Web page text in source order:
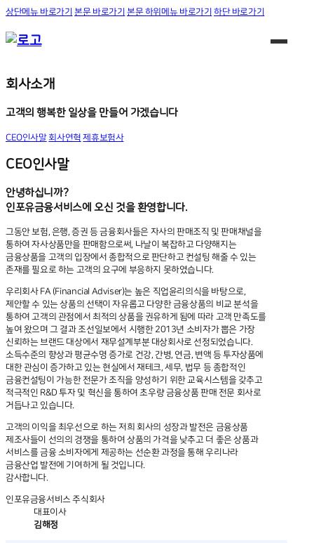
상단메뉴 바로가기 본문 바로가기 본문 하위메뉴 바로가기 하단 바로가기
회사소개
건강컨설팅
영업지원플랫폼
고객관리시스템
재무설계컨설팅
소비자보호
금융소비자보호기준
금융소비자보호 내부통제기준
보험설계사정보조회
입사지원
입사지원
커뮤니티
사업단안내
공시
뉴스&공지
회사소개
고객의 행복한 일상을 만들어 가겠습니다
CEO인사말회사연혁 제휴보험사
CEO인사말
안녕하십니까?
인포유금융서비스에 오신 것을 환영합니다.
그동안 보험, 은행, 증권 등 금융회사들은 자사의 판매조직 및 판매채널을
통하여 자사상품만을 판매함으로써, 나날이 복잡하고 다양해지는
금융상품을 고객의 입장에서 종합적으로 판단하고 컨설팅 해줄 수 있는
존재를 필요로 하는 고객의 요구에 부응하지 못하였습니다.
우리회사 FA (Financial Adviser)는 높은 직업윤리의식을 바탕으로,
제안할 수 있는 상품의 선택이 자유롭고 다양한 금융상품의 비교 분석을
통하여 고객의 관점에서 최적의상품을 권유하게 됨에 따라 고객 만족도를
높여 왔으며 그 결과 조선일보에서 시행한 2013년 소비자가 뽑은 가장
신뢰하는 브랜드 대상에서 재무설계부분 대상회사로선정되었습니다.
소득수준의 향상과 평균수명 증가로 건강, 간병, 연금, 변액 등 투자상품에
대한 관심이 증가하고 있는 현실에서 재테크, 세무, 법무 등 종합적인
금융컨설팅이 가능한 전문가 조직을 양성하기 위한 교육시스템을 갖추고
적극적인 R&D 투자 및 혁신을 통하여 초우량 금융상품 판매 전문 회사로
거듭나고 있습니다.
고객의 이익을 최우선으로 하는 저희 회사의 성장과 발전은 금융상품
제조사들이 선의의 경쟁을 통하여 상품의 가격을 낮추고 더 좋은 상품과
서비스를 금융 소비자에게 제공하는 선순환 과정을 통해 우리나라
금융산업 발전에 기여하게 될 것입니다.
감사합니다.
인포유금융서비스 주식회사
대표이사
김해정